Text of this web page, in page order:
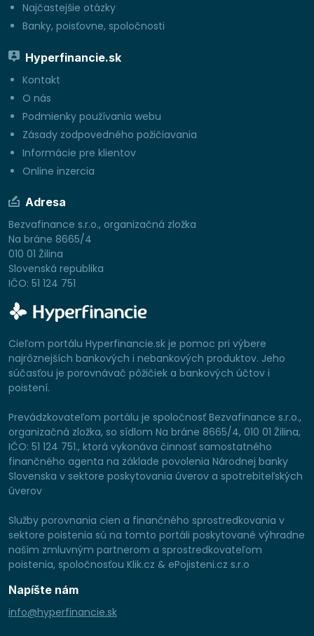
Najčastejšie otázky
Banky, poisťovne, spoločnosti
Hyperfinancie.sk
Kontakt
O nás
Podmienky používania webu
Zásady zodpovedného požičiavania
Informácie pre klientov
Online inzercia
Adresa
Bezvafinance s.r.o., organizačná zložka
Na bráne 8665/4
010 01 Žilina
Slovenská republika
IČO: 51 124 751
Cieľom portálu Hyperfinancie.sk je pomoc pri výbere
najrôznejších bankových i nebankových produktov. Jeho
súčasťou je porovnávač pôžičiek a bankových účtov i
poistení.
Prevádzkovateľom portálu je spoločnosť Bezvafinance s.r.o.,
organizačná zložka, so sídlom Na bráne 8665/4, 010 01 Žilina,
IČO: 51 124 751., ktorá vykonáva činnosť samostatného
finančného agenta na základe povolenia Národnej banky
Slovenska v sektore poskytovania úverov a spotrebiteľských
úverov
Služby porovnania cien a finančného sprostredkovania v
sektore poistenia sú na tomto portáli poskytované výhradne
naším zmluvným partnerom a sprostredkovateľom
poistenia, spoločnosťou Klik.cz & ePojisteni.cz s.r.o
Napíšte nám
info@hyperfinancie.sk